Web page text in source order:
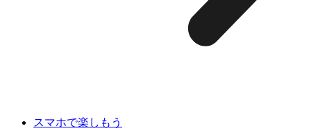
スマホで楽しもう